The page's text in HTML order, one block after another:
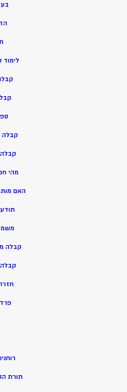
לימוד
ק
ק
קבלה
מהי
האם
קבלה
קבלה
תורת